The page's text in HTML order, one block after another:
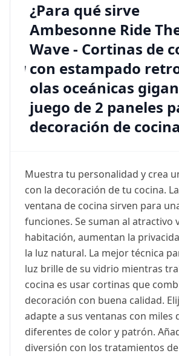
¿Para qué sirve
Ambesonne Ride
Wave - Cortinas de
con estampado
olas oceánicas
juego de 2 paneles
decoración de
Muestra tu personalidad y crea
con la decoración de tu cocina.
ventana de cocina sirven para
funciones. Se suman al atractivo
habitación, aumentan la
la luz natural. La mejor técnica
luz brille de su vidrio mientras
cocina es usar cortinas que
decoración con buena calidad.
adapte a sus ventanas con miles
diferentes de color y patrón.
diversión con los tratamientos